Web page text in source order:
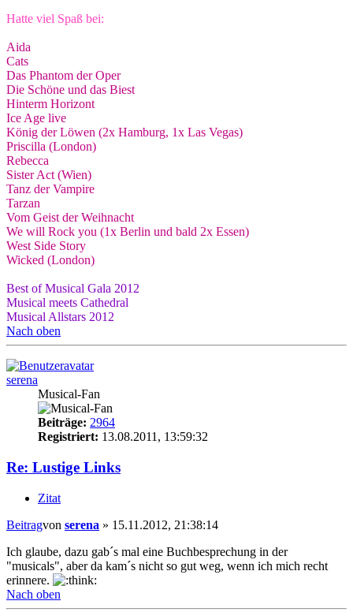
Hatte viel Spaß bei:
Aida
Cats
Das Phantom der Oper
Die Schöne und das Biest
Hinterm Horizont
Ice Age live
König der Löwen (2x Hamburg, 1x Las Vegas)
Priscilla (London)
Rebecca
Sister Act (Wien)
Tanz der Vampire
Tarzan
Vom Geist der Weihnacht
We will Rock you (1x Berlin und bald 2x Essen)
West Side Story
Wicked (London)
Best of Musical Gala 2012
Musical meets Cathedral
Musical Allstars 2012
Nach oben
serena
Musical-Fan
Beiträge: 2964
Registriert: 13.08.2011, 13:59:32
Re: Lustige Links
Zitat
Beitragvon serena » 15.11.2012, 21:38:14
Ich glaube, dazu gab´s mal eine Buchbesprechung in der
"musicals", aber da kam´s nicht so gut weg, wenn ich mich recht
erinnere.
Nach oben